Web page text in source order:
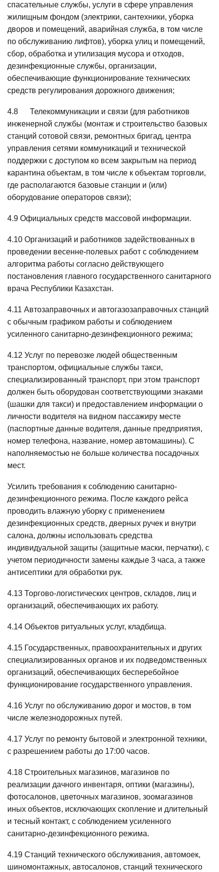
спасательные службы, услуги в сфере управления
жилищным фондом (электрики, сантехники, уборка
дворов и помещений, аварийная служба, в том числе
по обслуживанию лифтов), уборка улиц и помещений,
сбор, обработка и утилизация мусора и отходов,
дезинфекционные службы, организации,
обеспечивающие функционирование технических
средств регулирования дорожного движения;
4.8 Телекоммуникации и связи (для работников
инженерной службы (монтаж и строительство базовых
станций сотовой связи, ремонтных бригад, центра
управления сетями коммуникаций и технической
поддержки с доступом ко всем закрытым на период
карантина объектам, в том числе к объектам торговли,
где располагаются базовые станции и (или)
оборудование операторов связи);
4.9 Официальных средств массовой информации.
4.10 Организаций и работников задействованных в
проведении весенне-полевых работ с соблюдением
алгоритма работы согласно действующего
постановления главного государственного санитарного
врача Республики Казахстан.
4.11 Автозаправочных и автогазозаправочных станций
с обычным графиком работы и соблюдением
усиленного санитарно-дезинфекционного режима;
4.12 Услуг по перевозке людей общественным
транспортом, официальные службы такси,
специализированный транспорт, при этом транспорт
должен быть оборудован соответствующими знаками
(шашки для такси) и предоставлением информации о
личности водителя на видном пассажиру месте
(паспортные данные водителя, данные предприятия,
номер телефона, название, номер автомашины). С
наполняемостью не больше количества посадочных
мест.
Усилить требования к соблюдению санитарно-
дезинфекционного режима. После каждого рейса
проводить влажную уборку с применением
дезинфекционных средств, дверных ручек и внутри
салона, должны использовать средства
индивидуальной защиты (защитные маски, перчатки), с
учетом периодичности замены каждые 3 часа, а также
антисептики для обработки рук.
4.13 Торгово-логистических центров, складов, лиц и
организаций, обеспечивающих их работу.
4.14 Объектов ритуальных услуг, кладбища.
4.15 Государственных, правоохранительных и других
специализированных органов и их подведомственных
организаций, обеспечивающих бесперебойное
функционирование государственного управления.
4.16 Услуг по обслуживанию дорог и мостов, в том
числе железнодорожных путей.
4.17 Услуг по ремонту бытовой и электронной техники,
с разрешением работы до 17:00 часов.
4.18 Строительных магазинов, магазинов по
реализации дачного инвентаря, оптики (магазины),
фотосалонов, цветочных магазинов, зоомагазинов
иных объектов, исключающих скопление и длительный
и тесный контакт, с соблюдением усиленного
санитарно-дезинфекционного режима.
4.19 Станций технического обслуживания, автомоек,
шиномонтажных, автосалонов, станций технического